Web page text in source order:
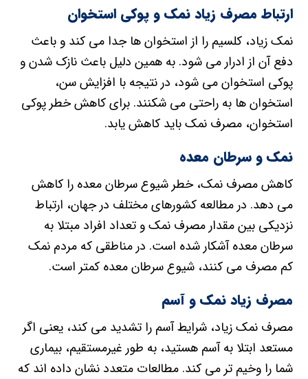
ارتباط مصرف زیاد نمک و پوکی استخوان
نمک زیاد، کلسیم را از استخوان ها جدا می کند و باعث
دفع آن از ادرار می شود. به همین دلیل باعث نازک شدن و
پوکی استخوان می شود، در نتیجه با افزایش سن،
استخوان ها به راحتی می شکنند. برای کاهش خطر پوکی
استخوان، مصرف نمک باید کاهش یابد.
نمک و سرطان معده
کاهش مصرف نمک، خطر شیوع سرطان معده را کاهش
می دهد. در مطالعه کشورهای مختلف در جهان، ارتباط
نزدیکی بین مقدار مصرف نمک و تعداد افراد مبتلا به
سرطان معده آشکار شده است. در مناطقی که مردم نمک
کم مصرف می کنند، شیوع سرطان معده کمتر است.
مصرف زیاد نمک و آسم
مصرف نمک زیاد، شرایط آسم را تشدید می کند، یعنی اگر
مستعد ابتلا به آسم هستید، به طور غیرمستقیم، بیماری
شما را وخیم تر می کند. مطالعات متعدد نشان داده اند که